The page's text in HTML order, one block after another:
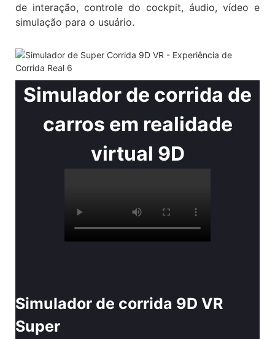
de interação, controle do cockpit, áudio, vídeo e
simulação para o usuário.
Simulador de corrida de
carros em realidade
virtual 9D
Simulador de corrida 9D VR
Super